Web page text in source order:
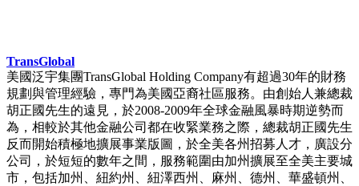
TransGlobal
美國泛宇集團TransGlobal Holding Company有超過30年的財務
規劃與管理經驗，專門為美國亞裔社區服務。由創始人兼總裁
胡正國先生的遠見，於2008-2009年全球金融風暴時期逆勢而
為，相較於其他金融公司都在收緊業務之際，總裁胡正國先生
反而開始積極地擴展事業版圖，於全美各州招募人才，廣設分
公司，於短短的數年之間，服務範圍由加州擴展至全美主要城
市，包括加州、紐約州、紐澤西州、麻州、德州、華盛頓州、